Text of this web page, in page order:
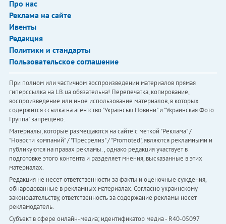
Про нас
Реклама на сайте
Ивенты
Редакция
Политики и стандарты
Пользовательское соглашение
При полном или частичном воспроизведении материалов прямая
гиперссылка на LB.ua обязательна! Перепечатка, копирование,
воспроизведение или иное использование материалов, в которых
содержится ссылка на агентство "Українськi Новини" и "Украинская Фото
Группа" запрещено.
Материалы, которые размещаются на сайте с меткой "Реклама" /
"Новости компаний" / "Пресрелиз" / "Promoted", являются рекламными и
публикуются на правах рекламы. , однако редакция участвует в
подготовке этого контента и разделяет мнения, высказанные в этих
материалах.
Редакция не несет ответственности за факты и оценочные суждения,
обнародованные в рекламных материалах. Согласно украинскому
законодательству, ответственность за содержание рекламы несет
рекламодатель.
Субъект в сфере онлайн-медиа; идентификатор медиа - R40-05097